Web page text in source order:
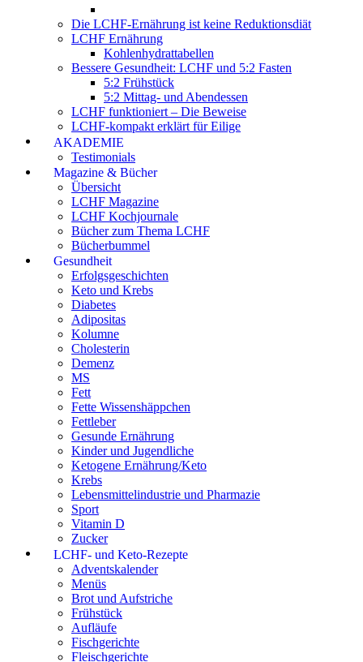
Die LCHF-Ernährung ist keine Reduktionsdiät
LCHF Ernährung
Kohlenhydrattabellen
Bessere Gesundheit: LCHF und 5:2 Fasten
5:2 Frühstück
5:2 Mittag- und Abendessen
LCHF funktioniert – Die Beweise
LCHF-kompakt erklärt für Eilige
AKADEMIE
Testimonials
Magazine & Bücher
Übersicht
LCHF Magazine
LCHF Kochjournale
Bücher zum Thema LCHF
Bücherbummel
Gesundheit
Erfolgsgeschichten
Keto und Krebs
Diabetes
Adipositas
Kolumne
Cholesterin
Demenz
MS
Fett
Fette Wissenshäppchen
Fettleber
Gesunde Ernährung
Kinder und Jugendliche
Ketogene Ernährung/Keto
Krebs
Lebensmittelindustrie und Pharmazie
Sport
Vitamin D
Zucker
LCHF- und Keto-Rezepte
Adventskalender
Menüs
Brot und Aufstriche
Frühstück
Aufläufe
Fischgerichte
Fleischgerichte